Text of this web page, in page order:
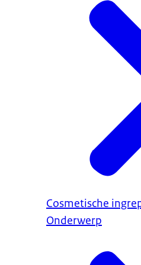
Cosmetische
Onderwerp